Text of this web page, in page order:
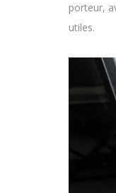
porteur,
utiles.